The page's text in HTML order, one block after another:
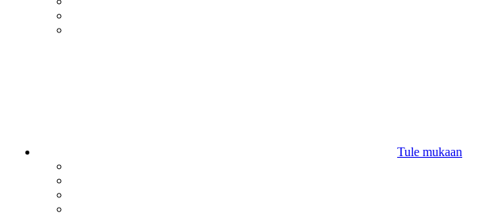
Tule mukaan